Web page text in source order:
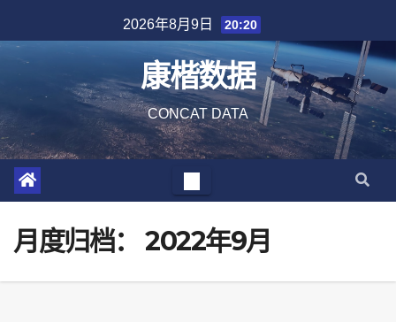
to
content
2026年8月9日 20:20
康楷数据
CONCAT DATA
月度归档： 2022年9月